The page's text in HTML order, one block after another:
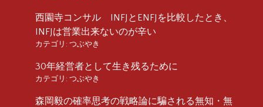
西園寺コンサル INFJとENFJを比較したとき、
INFJは営業出来ないのが辛い
カテゴリ: つぶやき
30年経営者として生き残るために
カテゴリ: つぶやき
森岡毅の確率思考の戦略論に騙される無知・無